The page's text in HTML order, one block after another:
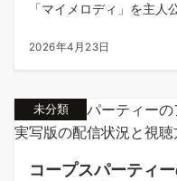
「マイメロディ」を主人
2026年4月23日
未分類
コープスパーティ